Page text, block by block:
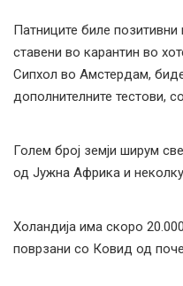
Патниците биле
ставени во карантин во
Сипхол во Амстердам,
дополнителните тестови,
Голем број земји ширум
од Јужна Африка и
Холандија има скоро
поврзани со Ковид од